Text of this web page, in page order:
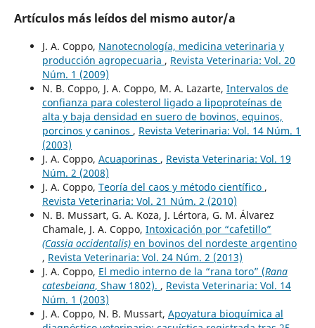
Artículos más leídos del mismo autor/a
J. A. Coppo, Nanotecnología, medicina veterinaria y
producción agropecuaria , Revista Veterinaria: Vol. 20
Núm. 1 (2009)
N. B. Coppo, J. A. Coppo, M. A. Lazarte, Intervalos de
confianza para colesterol ligado a lipoproteínas de
alta y baja densidad en suero de bovinos, equinos,
porcinos y caninos , Revista Veterinaria: Vol. 14 Núm. 1
(2003)
J. A. Coppo, Acuaporinas , Revista Veterinaria: Vol. 19
Núm. 2 (2008)
J. A. Coppo, Teoría del caos y método científico ,
Revista Veterinaria: Vol. 21 Núm. 2 (2010)
N. B. Mussart, G. A. Koza, J. Lértora, G. M. Álvarez
Chamale, J. A. Coppo, Intoxicación por “cafetillo”
(Cassia occidentalis)en bovinos del nordeste argentino
, Revista Veterinaria: Vol. 24 Núm. 2 (2013)
J. A. Coppo, El medio interno de la “rana toro” (Rana
catesbeiana, Shaw 1802). , Revista Veterinaria: Vol. 14
Núm. 1 (2003)
J. A. Coppo, N. B. Mussart, Apoyatura bioquímica al